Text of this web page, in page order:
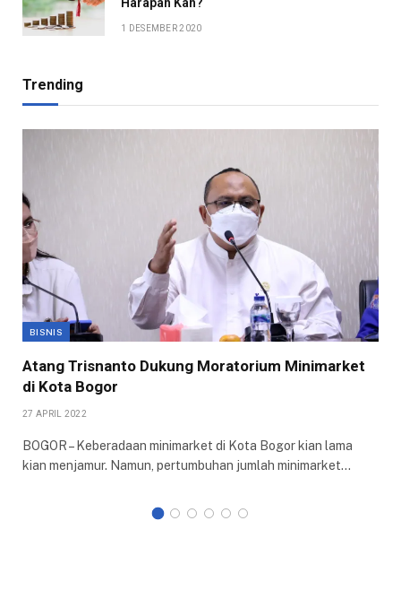
1 DESEMBER 2020
Trending
BISNIS
Atang Trisnanto Dukung Moratorium Minimarket
di Kota Bogor
27 APRIL 2022
BOGOR – Keberadaan minimarket di Kota Bogor kian lama
kian menjamur. Namun, pertumbuhan jumlah minimarket…